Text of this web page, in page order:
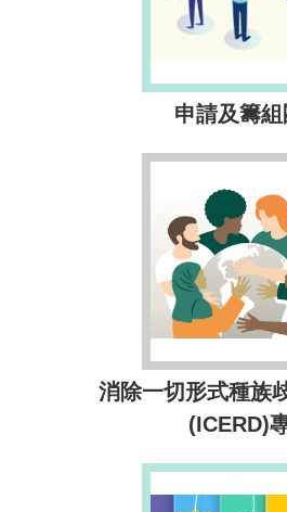
申請及籌
消除一切形式種族
(ICERD)